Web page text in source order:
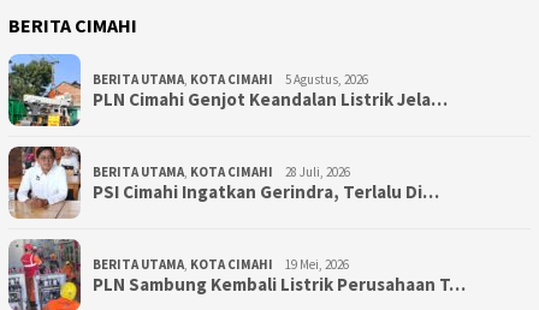
BERITA CIMAHI
BERITA UTAMA, KOTA CIMAHI 5 Agustus, 2026
PLN Cimahi Genjot Keandalan Listrik Jela…
BERITA UTAMA, KOTA CIMAHI 28 Juli, 2026
PSI Cimahi Ingatkan Gerindra, Terlalu Di…
BERITA UTAMA, KOTA CIMAHI 19 Mei, 2026
PLN Sambung Kembali Listrik Perusahaan T…